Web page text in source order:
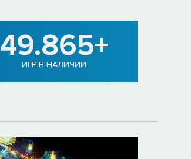
49.865+
ИГР В НАЛИЧИИ